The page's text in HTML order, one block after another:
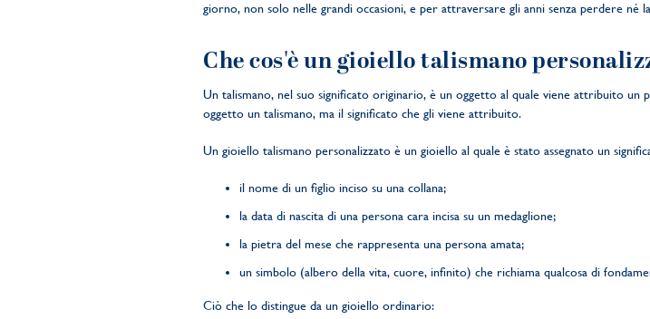
giorno, non solo nelle grandi occasioni, e per attraversare gli anni senza perdere né
Che cos'è un gioiello talismano
Un talismano, nel suo significato originario, è un oggetto al quale viene attribuito
oggetto un talismano, ma il significato che gli viene attribuito.
Un gioiello talismano personalizzato è un gioiello al quale è stato assegnato un
il nome di un figlio inciso su una collana;
la data di nascita di una persona cara incisa su un medaglione;
la pietra del mese che rappresenta una persona amata;
un simbolo (albero della vita, cuore, infinito) che richiama qualcosa di
Ciò che lo distingue da un gioiello ordinario: